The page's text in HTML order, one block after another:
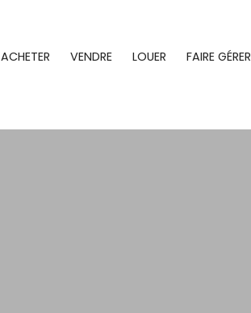
ACHETER VENDRE LOUER FAIRE GÉRER